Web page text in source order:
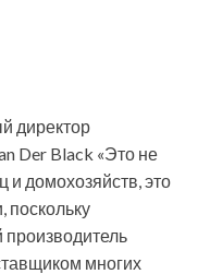
директор
Der Black «Это не
и домохозяйств, это
поскольку
производитель
многих